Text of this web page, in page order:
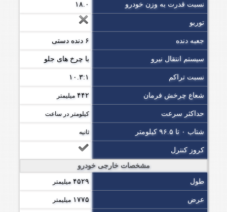
نسبت قدرت به وزن خودرو ۱۸.۰
توربو
جعبه دنده ۶ دنده دستی
سیستم انتقال نیرو با چرخ های جلو
نسبت تراکم ۱۰.۳:۱
شعاع چرخش فرمان ۴۴۲ میلیمتر
حداکثر سرعت کیلومتر در ساعت
شتاب ۰ تا ۹۶.۵ کیلومتر ثانیه
کروز کنترل
مشخصات خارجی خودرو
طول ۴۵۲۹ میلیمتر
عرض ۱۷۷۵ میلیمتر